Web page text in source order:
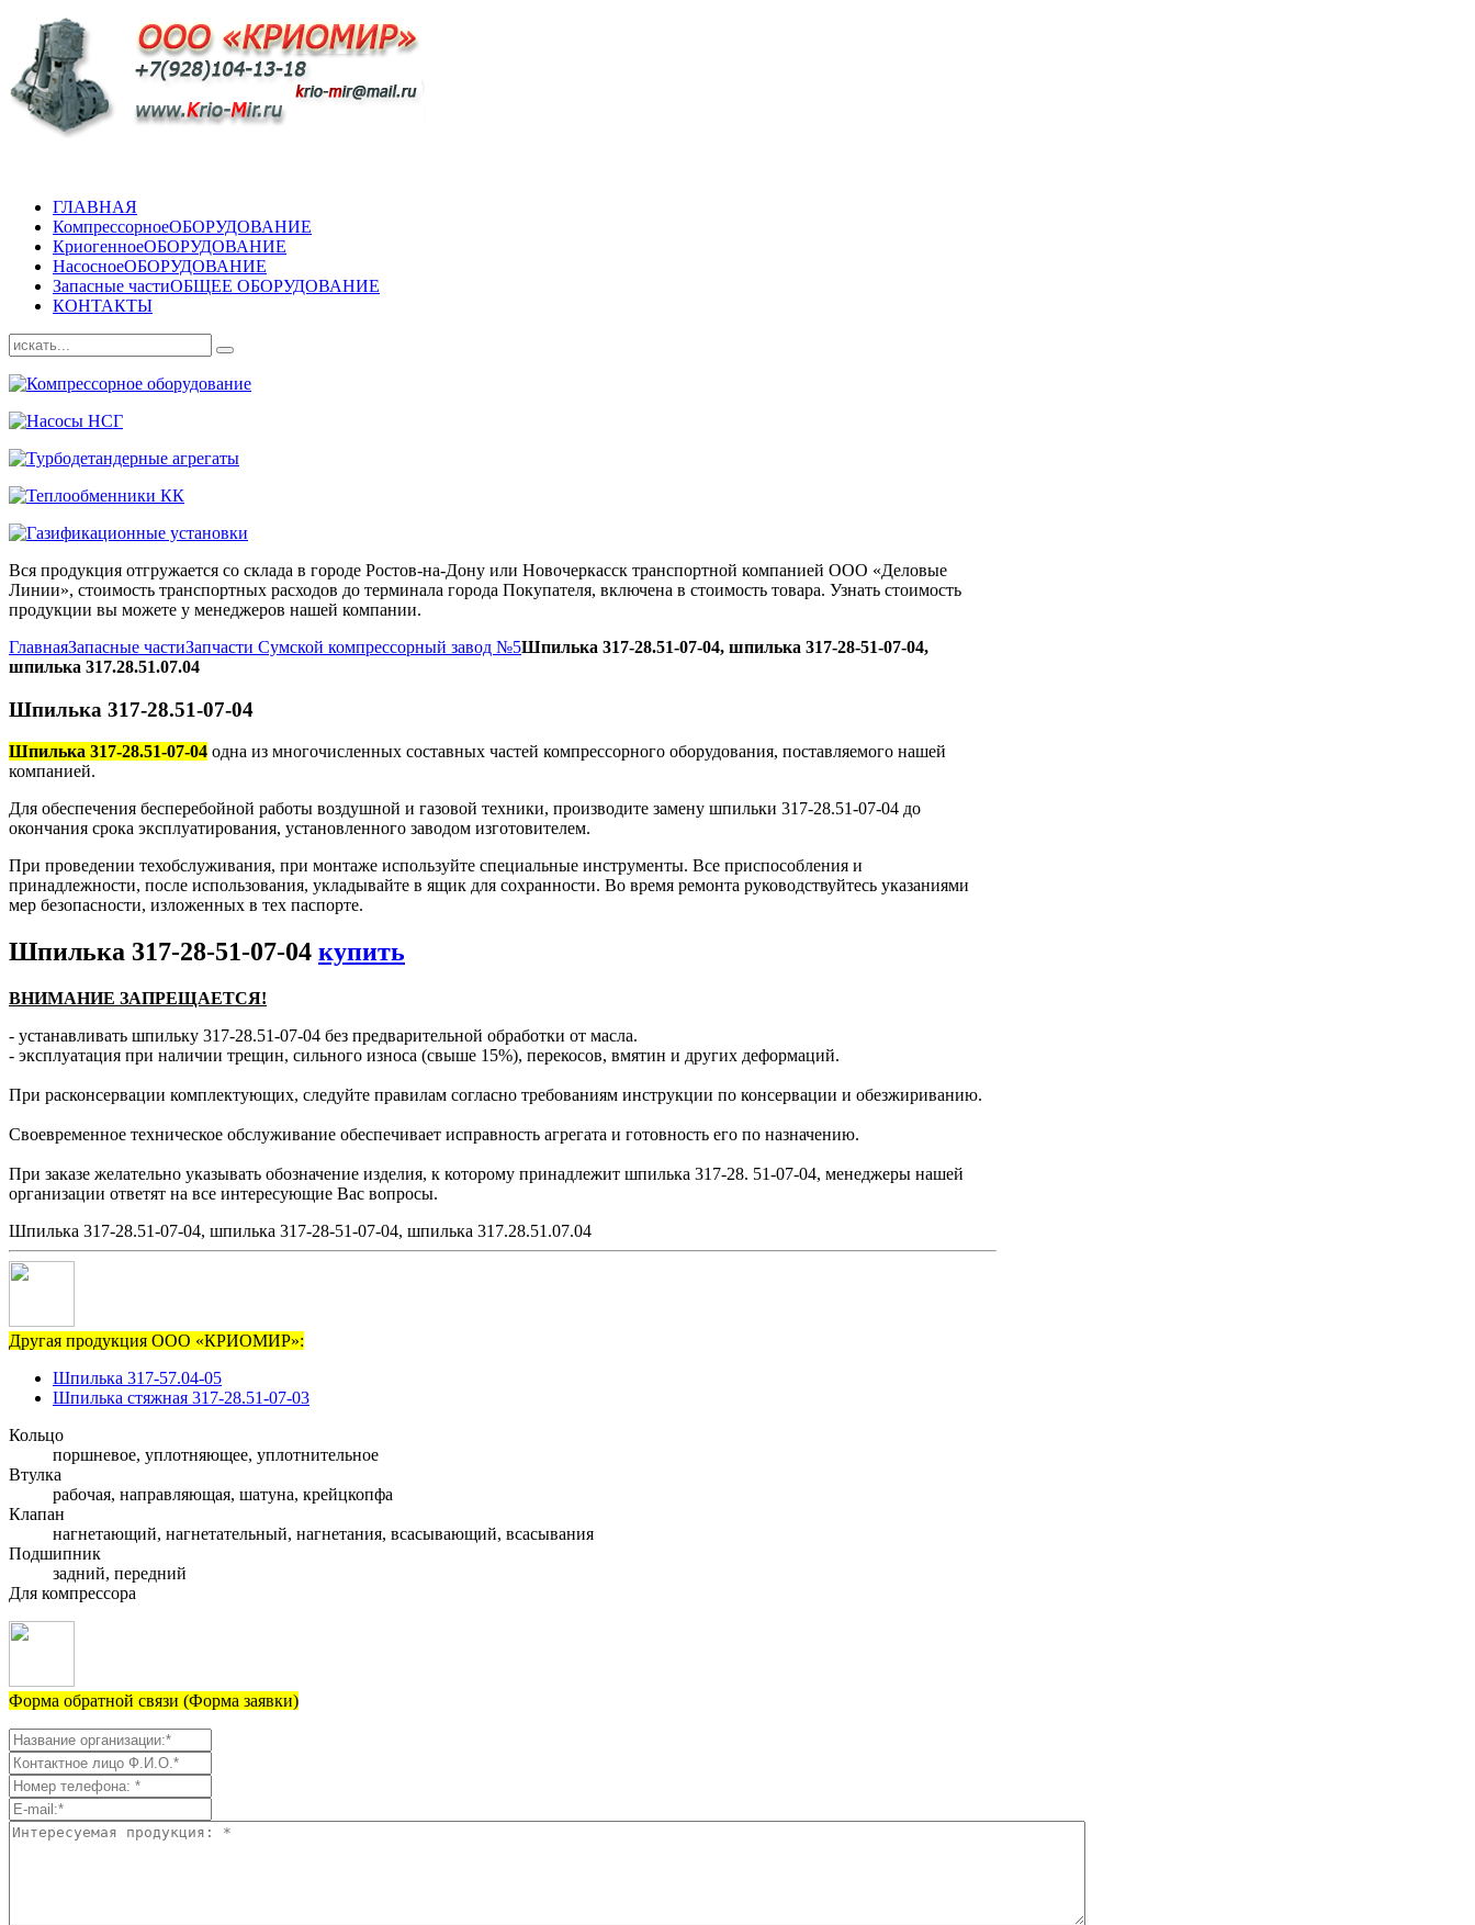
ГЛАВНАЯ
КомпрессорноеОБОРУДОВАНИЕ
КриогенноеОБОРУДОВАНИЕ
НасосноеОБОРУДОВАНИЕ
Запасные частиОБЩЕЕ ОБОРУДОВАНИЕ
КОНТАКТЫ
Вся продукция отгружается со склада в городе Ростов-на-Дону или Новочеркасск транспортной компанией ООО «Деловые
Линии», стоимость транспортных расходов до терминала города Покупателя, включена в стоимость товара. Узнать стоимость
продукции вы можете у менеджеров нашей компании.
ГлавнаяЗапасные частиЗапчасти Сумской компрессорный завод №5Шпилька 317-28.51-07-04, шпилька 317-28-51-07-04,
шпилька 317.28.51.07.04
Шпилька 317-28.51-07-04
Шпилька 317-28.51-07-04 одна из многочисленных составных частей компрессорного оборудования, поставляемого нашей
компанией.
Для обеспечения бесперебойной работы воздушной и газовой техники, производите замену шпильки 317-28.51-07-04 до
окончания срока эксплуатирования, установленного заводом изготовителем.
При проведении техобслуживания, при монтаже используйте специальные инструменты. Все приспособления и
принадлежности, после использования, укладывайте в ящик для сохранности. Во время ремонта руководствуйтесь указаниями
мер безопасности, изложенных в тех паспорте.
Шпилька 317-28-51-07-04 купить
ВНИМАНИЕ ЗАПРЕЩАЕТСЯ!
- устанавливать шпильку 317-28.51-07-04 без предварительной обработки от масла.
- эксплуатация при наличии трещин, сильного износа (свыше 15%), перекосов, вмятин и других деформаций.
При расконсервации комплектующих, следуйте правилам согласно требованиям инструкции по консервации и обезжириванию.
Своевременное техническое обслуживание обеспечивает исправность агрегата и готовность его по назначению.
При заказе желательно указывать обозначение изделия, к которому принадлежит шпилька 317-28. 51-07-04, менеджеры нашей
организации ответят на все интересующие Вас вопросы.
Шпилька 317-28.51-07-04, шпилька 317-28-51-07-04, шпилька 317.28.51.07.04
Другая продукция ООО «КРИОМИР»:
Шпилька 317-57.04-05
Шпилька стяжная 317-28.51-07-03
Кольцо
поршневое, уплотняющее, уплотнительное
Втулка
рабочая, направляющая, шатуна, крейцкопфа
Клапан
нагнетающий, нагнетательный, нагнетания, всасывающий, всасывания
Подшипник
задний, передний
Для компрессора
Форма обратной связи (Форма заявки)